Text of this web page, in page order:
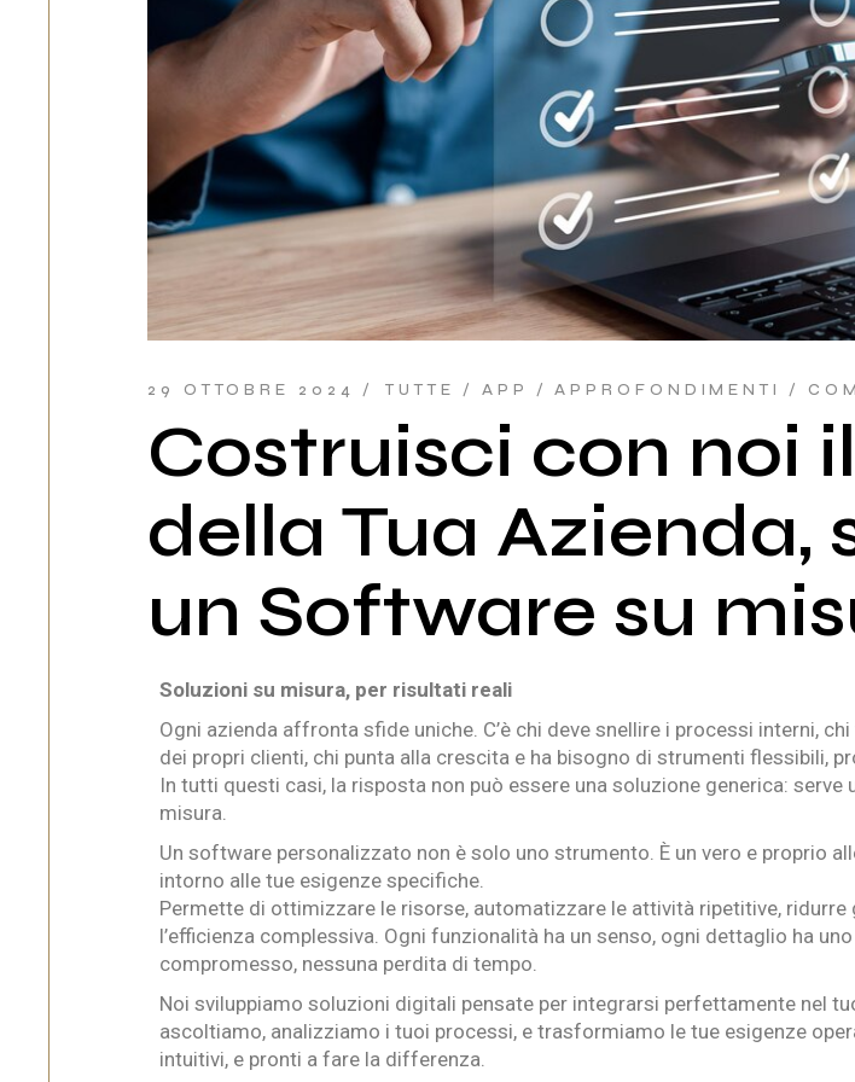
29 OTTOBRE 2024 TUTTE APP APPROFONDIMENTI
Costruisci con noi
della Tua Azienda,
un Software su
Soluzioni su misura, per risultati reali
Ogni azienda affronta sfide uniche. C’è chi deve snellire i processi interni,
dei propri clienti, chi punta alla crescita e ha bisogno di strumenti flessibili,
In tutti questi casi, la risposta non può essere una soluzione generica:
misura.
Un software personalizzato non è solo uno strumento. È un vero e proprio
intorno alle tue esigenze specifiche.
Permette di ottimizzare le risorse, automatizzare le attività ripetitive, ridurre
l’efficienza complessiva. Ogni funzionalità ha un senso, ogni dettaglio ha
compromesso, nessuna perdita di tempo.
Noi sviluppiamo soluzioni digitali pensate per integrarsi perfettamente nel
ascoltiamo, analizziamo i tuoi processi, e trasformiamo le tue esigenze
intuitivi, e pronti a fare la differenza.